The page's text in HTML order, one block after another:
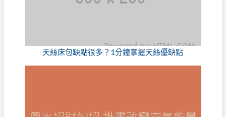
天絲床包缺點很多？1分鐘掌握天絲優缺點